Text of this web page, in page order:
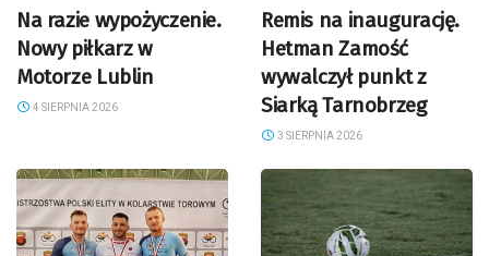
Na razie wypożyczenie.
Nowy piłkarz w
Motorze Lublin
4 SIERPNIA 2026
Remis na inaugurację.
Hetman Zamość
wywalczył punkt z
Siarką Tarnobrzeg
3 SIERPNIA 2026